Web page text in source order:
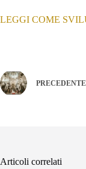
LEGGI COME
PRECEDENTE
Articoli correlati